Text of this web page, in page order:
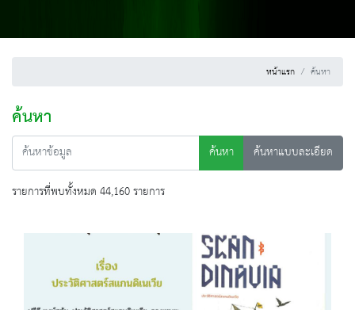
หน้าแรก ค้นหา
ค้นหา
ค้นหา
ค้นหาแบบละเอียด
รายการที่พบทั้งหมด 44,160 รายการ